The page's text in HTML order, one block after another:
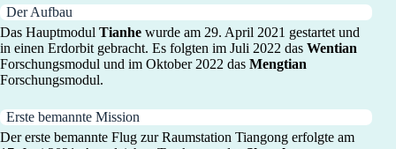
Der Aufbau
Das Hauptmodul Tianhe wurde am 29. April 2021 gestartet und
in einen Erdorbit gebracht. Es folgten im Juli 2022 das Wentian
Forschungsmodul und im Oktober 2022 das Mengtian
Forschungsmodul.
Erste bemannte Mission
Der erste bemannte Flug zur Raumstation Tiangong erfolgte am